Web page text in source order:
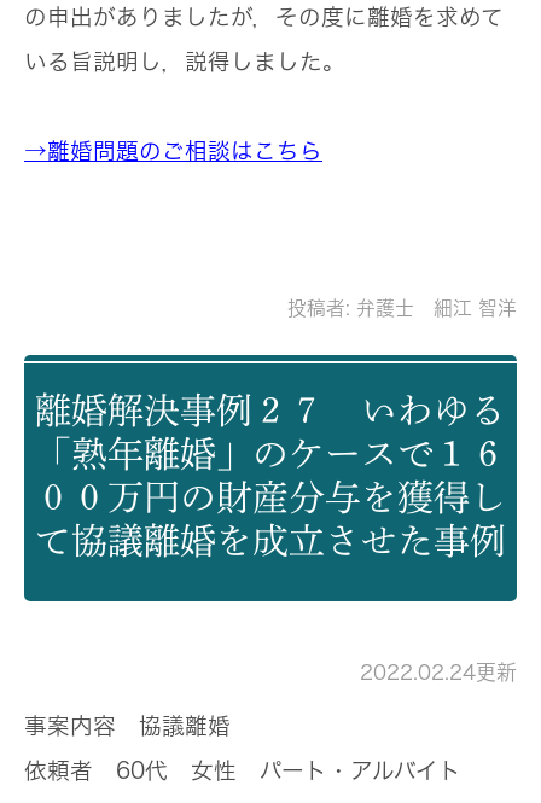
の申出がありましたが，その度に離婚を求めて
いる旨説明し，説得しました。
→離婚問題のご相談はこちら
投稿者: 弁護士 細江 智洋
離婚解決事例２７ いわゆる
「熟年離婚」のケースで１６
００万円の財産分与を獲得し
て協議離婚を成立させた事例
2022.02.24更新
事案内容 協議離婚
依頼者 60代 女性 パート・アルバイト